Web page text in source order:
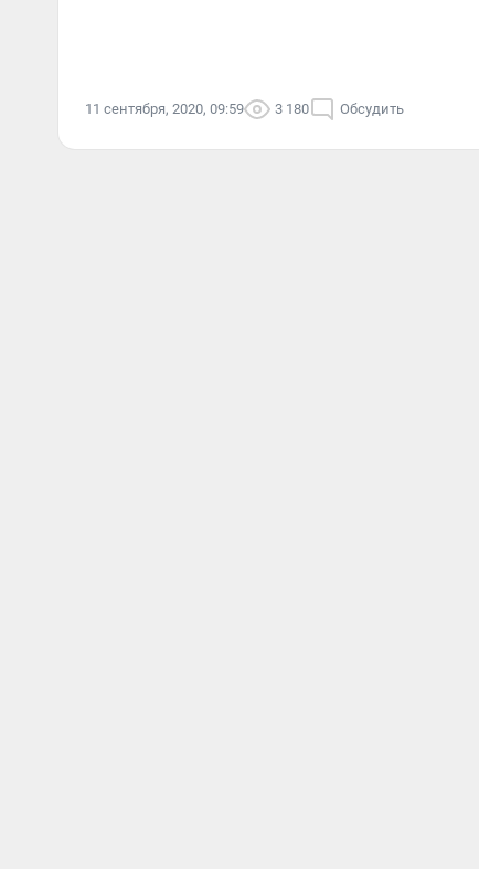
11 сентября, 2020, 09:59 3 180 Обсудить